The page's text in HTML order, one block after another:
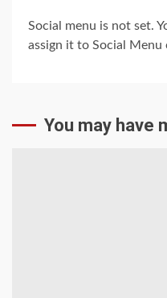
Social menu is not set.
assign it to Social Menu
You may have